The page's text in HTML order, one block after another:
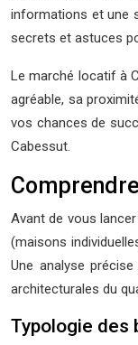
informations et une
secrets et astuces
Le marché locatif à
agréable, sa
vos chances de
Cabessut.
Avant de vous
(maisons
Une analyse
architecturales du
Typologie des